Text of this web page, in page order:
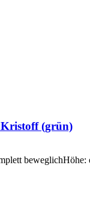
(grün)
beweglichHöhe: